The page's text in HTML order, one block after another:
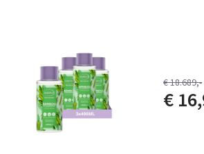
€ 18.689,-
€